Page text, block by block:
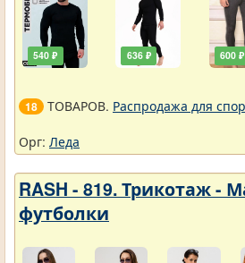
540 ₽ 636 ₽ 600 ₽
18 ТОВАРОВ. Распродажа для
Орг: Леда
RASH - 819. Трикотаж -
футболки